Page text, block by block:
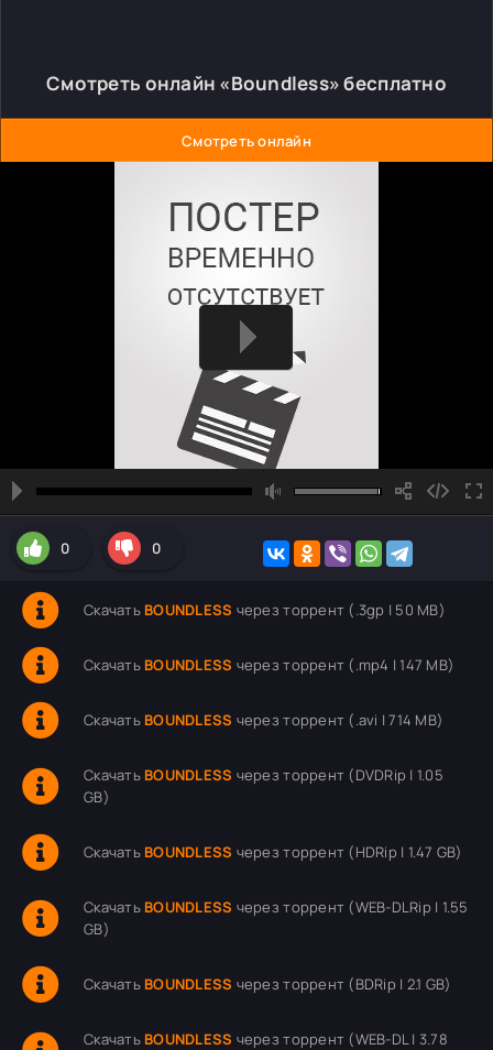
Смотреть онлайн «Boundless» бесплатно
Смотреть онлайн
0 0
Скачать BOUNDLESS через торрент (.3gp | 50 MB)
Скачать BOUNDLESS через торрент (.mp4 | 147 MB)
Скачать BOUNDLESS через торрент (.avi | 714 MB)
Скачать BOUNDLESS через торрент (DVDRip | 1.05
GB)
Скачать BOUNDLESS через торрент (HDRip | 1.47 GB)
Скачать BOUNDLESS через торрент (WEB-DLRip | 1.55
GB)
Скачать BOUNDLESS через торрент (BDRip | 2.1 GB)
Скачать BOUNDLESS через торрент (WEB-DL | 3.78